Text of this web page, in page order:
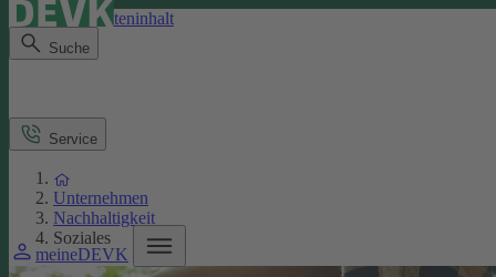
Direkt zum Seiteninhalt
Suche
meineDEVK
Service
Unternehmen
Nachhaltigkeit
Soziales